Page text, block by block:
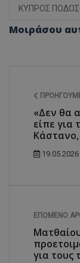
ΚΥΠΡΟΣ
Μοιράσου
«Δεν θα
είπε για
ΕΠΌΜΕΝΟ
για τους